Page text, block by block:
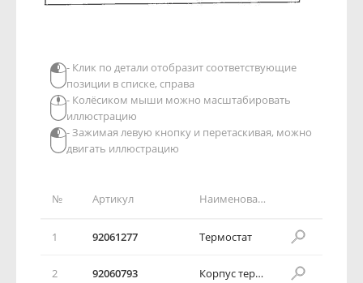
№ Артикул Наименование детали
1 92061277 Термостат
2 92060793 Корпус термостата
- Клик по детали отобразит соответствующие
позиции в списке, справа
- Колёсиком мыши можно масштабировать
иллюстрацию
- Зажимая левую кнопку и перетаскивая, можно
двигать иллюстрацию